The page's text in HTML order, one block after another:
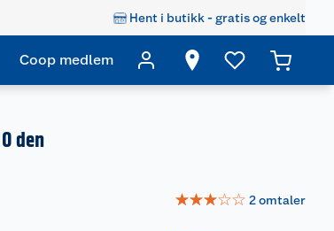
Hent i butikk - gratis og enkelt
Coop medlem
den
☆☆☆☆☆ 2omtaler